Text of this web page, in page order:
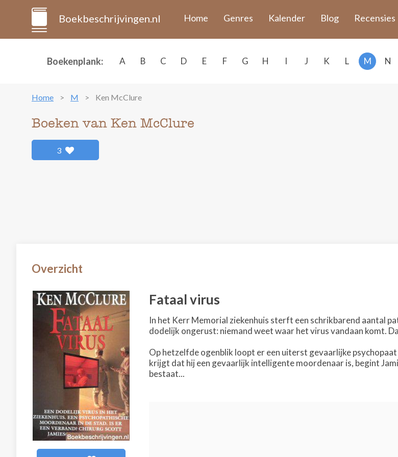
Boekbeschrijvingen.nl Home Genres Kalender Blog Recensies
Boekenplank: A B C D E F G H I J K L M N
Home M Ken McClure
Boeken van Ken McClure
3
Overzicht
Fataal virus
In het Kerr Memorial ziekenhuis sterft een schrikbarend aantal
dodelijk ongerust: niemand weet waar het virus vandaan komt.
Op hetzelfde ogenblik loopt er een uiterst gevaarlijke
krijgt dat hij een gevaarlijk intelligente moordenaar is, begint
bestaat...